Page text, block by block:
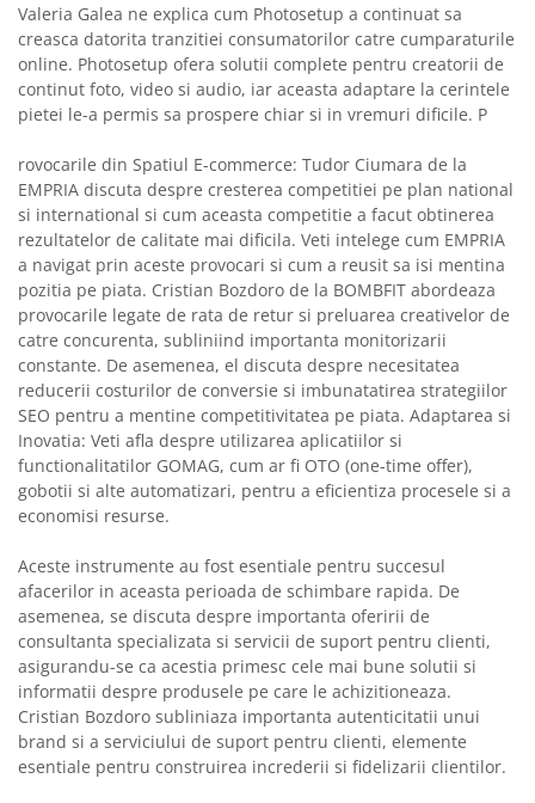
Valeria Galea ne explica cum Photosetup a continuat sa
creasca datorita tranzitiei consumatorilor catre cumparaturile
online. Photosetup ofera solutii complete pentru creatorii de
continut foto, video si audio, iar aceasta adaptare la cerintele
pietei le-a permis sa prospere chiar si in vremuri dificile. P
rovocarile din Spatiul E-commerce: Tudor Ciumara de la
EMPRIA discuta despre cresterea competitiei pe plan national
si international si cum aceasta competitie a facut obtinerea
rezultatelor de calitate mai dificila. Veti intelege cum EMPRIA
a navigat prin aceste provocari si cum a reusit sa isi mentina
pozitia pe piata. Cristian Bozdoro de la BOMBFIT abordeaza
provocarile legate de rata de retur si preluarea creativelor de
catre concurenta, subliniind importanta monitorizarii
constante. De asemenea, el discuta despre necesitatea
reducerii costurilor de conversie si imbunatatirea strategiilor
SEO pentru a mentine competitivitatea pe piata. Adaptarea si
Inovatia: Veti afla despre utilizarea aplicatiilor si
functionalitatilor GOMAG, cum ar fi OTO (one-time offer),
gobotii si alte automatizari, pentru a eficientiza procesele si a
economisi resurse.
Aceste instrumente au fost esentiale pentru succesul
afacerilor in aceasta perioada de schimbare rapida. De
asemenea, se discuta despre importanta oferirii de
consultanta specializata si servicii de suport pentru clienti,
asigurandu-se ca acestia primesc cele mai bune solutii si
informatii despre produsele pe care le achizitioneaza.
Cristian Bozdoro subliniaza importanta autenticitatii unui
brand si a serviciului de suport pentru clienti, elemente
esentiale pentru construirea increderii si fidelizarii clientilor.